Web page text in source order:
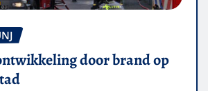
door brand op